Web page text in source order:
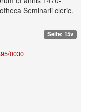
Seminarii cleric.
Seite: 15v
0030